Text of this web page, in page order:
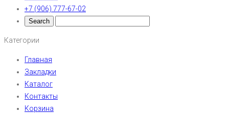
+7 (906) 777-67-02
Категории
Главная
Закладки
Каталог
Контакты
Корзина